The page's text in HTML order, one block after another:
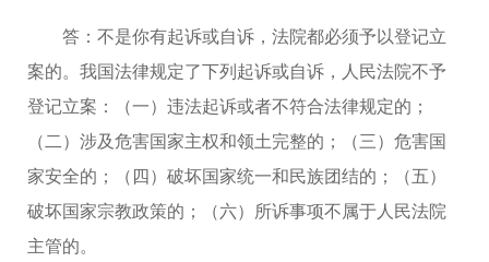
答：不是你有起诉或自诉，法院都必须予以登记立
案的。我国法律规定了下列起诉或自诉，人民法院不予
登记立案：（一）违法起诉或者不符合法律规定的；
（二）涉及危害国家主权和领土完整的；（三）危害国
家安全的；（四）破坏国家统一和民族团结的；（五）
破坏国家宗教政策的；（六）所诉事项不属于人民法院
主管的。